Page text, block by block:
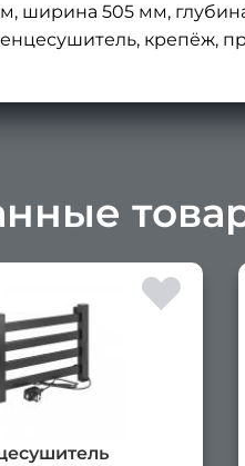
ширина 505 мм, глубина
крепёж,